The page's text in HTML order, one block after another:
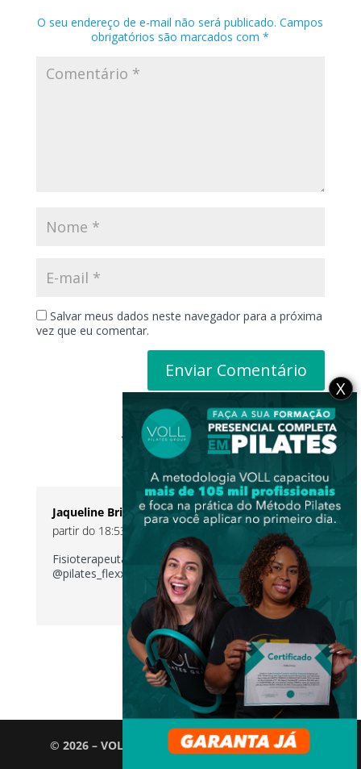
O seu endereço de e-mail não será publicado. Campos
obrigatórios são marcados com*
Salvar meus dados neste navegador para a próxima
vez que eu comentar.
1 Comentário
Jaqueline Brião
no 4 de novembro de 2020 a
partir do 18:53
Fisioterapeuta @jaquebriao
@pilates_flexx
RESPONDER
© 2026 – VOLL Pilates Group. Todos os direitos
X